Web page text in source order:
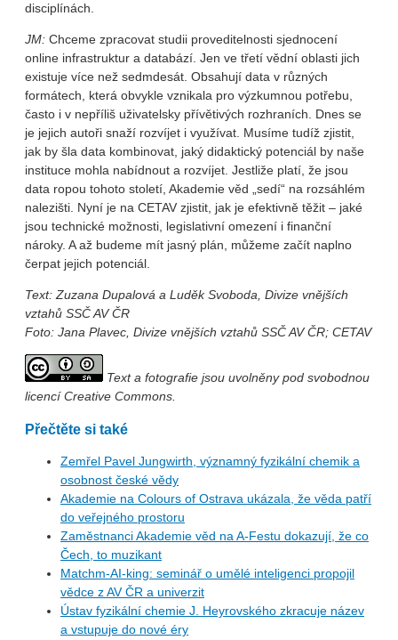
disciplínách.
JM: Chceme zpracovat studii proveditelnosti sjednocení
online infrastruktur a databází. Jen ve třetí vědní oblasti jich
existuje více než sedmdesát. Obsahují data v různých
formátech, která obvykle vznikala pro výzkumnou potřebu,
často i v nepříliš uživatelsky přívětivých rozhraních. Dnes se
je jejich autoři snaží rozvíjet i využívat. Musíme tudíž zjistit,
jak by šla data kombinovat, jaký didaktický potenciál by naše
instituce mohla nabídnout a rozvíjet. Jestliže platí, že jsou
data ropou tohoto století, Akademie věd „sedí“ na rozsáhlém
nalezišti. Nyní je na CETAV zjistit, jak je efektivně těžit – jaké
jsou technické možnosti, legislativní omezení i finanční
nároky. A až budeme mít jasný plán, můžeme začít naplno
čerpat jejich potenciál.
Text: Zuzana Dupalová a Luděk Svoboda, Divize vnějších
vztahů SSČ AV ČR
Foto: Jana Plavec, Divize vnějších vztahů SSČ AV ČR; CETAV
Text a fotografie jsou uvolněny pod svobodnou
licencí Creative Commons.
Přečtěte si také
Zemřel Pavel Jungwirth, významný fyzikální chemik a
osobnost české vědy
Akademie na Colours of Ostrava ukázala, že věda patří
do veřejného prostoru
Zaměstnanci Akademie věd na A-Festu dokazují, že co
Čech, to muzikant
Matchm-AI-king: seminář o umělé inteligenci propojil
vědce z AV ČR a univerzit
Ústav fyzikální chemie J. Heyrovského zkracuje název
a vstupuje do nové éry